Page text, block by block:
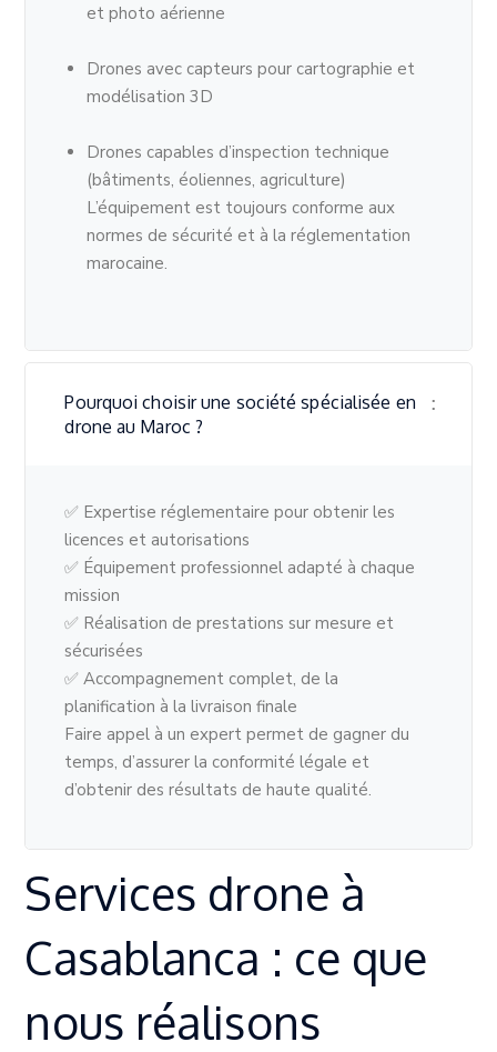
et photo aérienne
Drones avec capteurs pour cartographie et
modélisation 3D
Drones capables d’inspection technique
(bâtiments, éoliennes, agriculture)
L’équipement est toujours conforme aux
normes de sécurité et à la réglementation
marocaine.
Pourquoi choisir une société spécialisée en
drone au Maroc ?
✅ Expertise réglementaire pour obtenir les
licences et autorisations
✅ Équipement professionnel adapté à chaque
mission
✅ Réalisation de prestations sur mesure et
sécurisées
✅ Accompagnement complet, de la
planification à la livraison finale
Faire appel à un expert permet de gagner du
temps, d’assurer la conformité légale et
d’obtenir des résultats de haute qualité.
Services drone à
Casablanca : ce que
nous réalisons